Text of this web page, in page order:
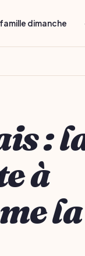
dimanche
:
à
la